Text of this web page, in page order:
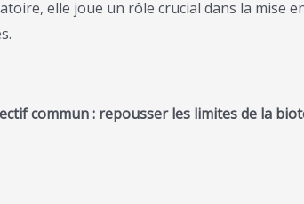
elle joue un rôle crucial dans la mise
commun : repousser les limites de la